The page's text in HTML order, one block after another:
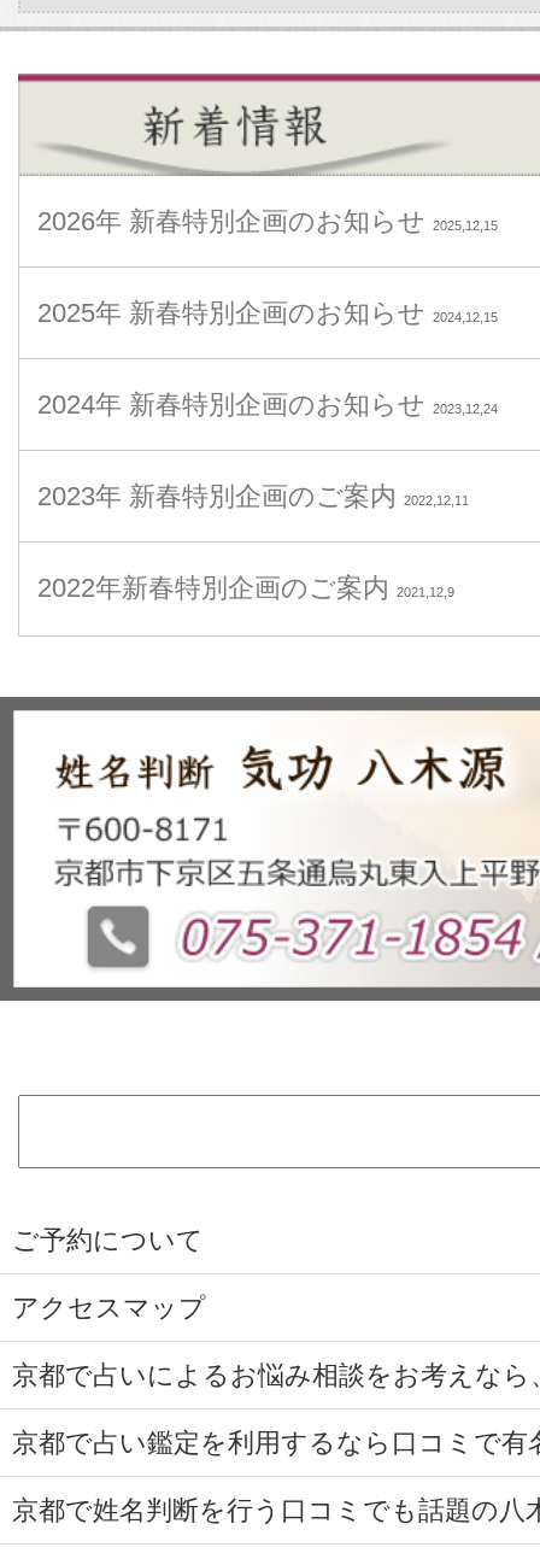
2026年 新春特別企画のお知らせ 2025,12,15
2025年 新春特別企画のお知らせ 2024,12,15
2024年 新春特別企画のお知らせ 2023,12,24
2023年 新春特別企画のご案内 2022,12,11
2022年新春特別企画のご案内 2021,12,9
ご予約について
アクセスマップ
京都で占いによるお悩み相談をお考えな
京都で占い鑑定を利用するなら口コミで有
京都で姓名判断を行う口コミでも話題の八